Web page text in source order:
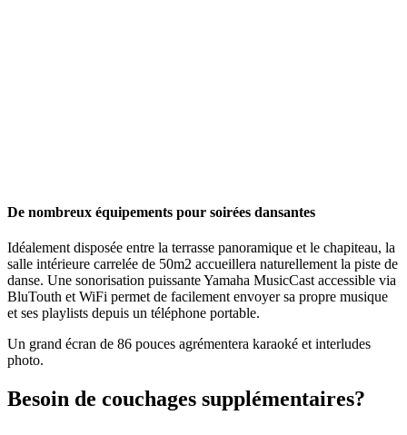
De nombreux équipements pour soirées dansantes
Idéalement disposée entre la terrasse panoramique et le chapiteau, la
salle intérieure carrelée de 50m2 accueillera naturellement la piste de
danse. Une sonorisation puissante Yamaha MusicCast accessible via
BluTouth et WiFi permet de facilement envoyer sa propre musique
et ses playlists depuis un téléphone portable.
Un grand écran de 86 pouces agrémentera karaoké et interludes
photo.
Besoin de couchages supplémentaires?